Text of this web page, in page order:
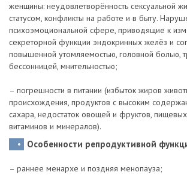
женщины: неудовлетворённость сексуальной
статусом, конфликты на работе и в быту.
психоэмоциональной сфере, приводящие к
секреторной функции эндокринных желёз и
повышенной утомляемостью, головной болью,
бессонницей, мнительностью;
– погрешности в питании (избыток жиров
происхождения, продуктов с высоким
сахара, недостаток овощей и фруктов,
витаминов и минералов).
Особенности репродуктивной
– раннее менархе и поздняя менопауза;